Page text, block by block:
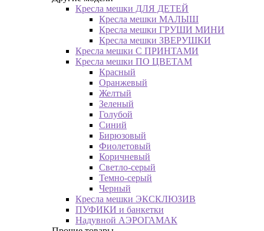
Кресла мешки ДЛЯ ДЕТЕЙ
Кресла мешки МАЛЫШ
Кресла мешки ГРУШИ МИНИ
Кресла мешки ЗВЕРУШКИ
Кресла мешки С ПРИНТАМИ
Кресла мешки ПО ЦВЕТАМ
Красный
Оранжевый
Желтый
Зеленый
Голубой
Синий
Бирюзовый
Фиолетовый
Коричневый
Светло-серый
Темно-серый
Черный
Кресла мешки ЭКСКЛЮЗИВ
ПУФИКИ и банкетки
Надувной АЭРОГАМАК